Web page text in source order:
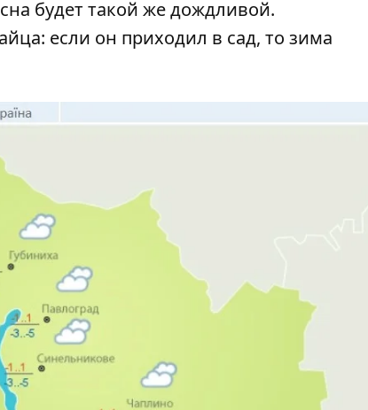
будет такой же дождливой.
если он приходил в сад, то зима